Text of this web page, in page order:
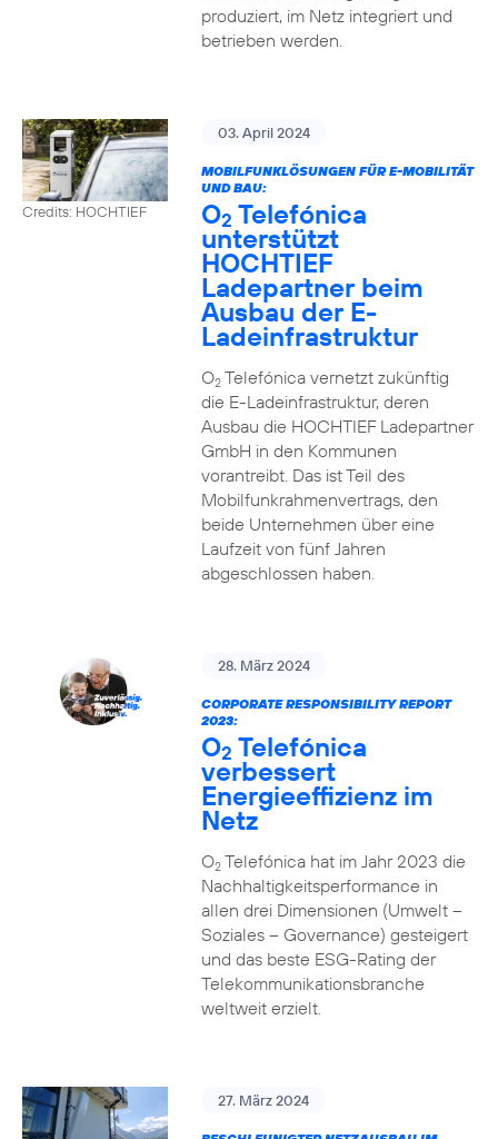
produziert, im Netz integriert und
betrieben werden.
Credits: HOCHTIEF
03. April 2024
MOBILFUNKLÖSUNGEN FÜR E-MOBILITÄT
UND BAU:
O2 Telefónica
unterstützt
HOCHTIEF
Ladepartner beim
Ausbau der E-
Ladeinfrastruktur
O2Telefónica vernetzt zukünftig
die E-Ladeinfrastruktur, deren
Ausbau die HOCHTIEF Ladepartner
GmbH in den Kommunen
vorantreibt. Das ist Teil des
Mobilfunkrahmenvertrags, den
beide Unternehmen über eine
Laufzeit von fünf Jahren
abgeschlossen haben.
28. März 2024
CORPORATE RESPONSIBILITY REPORT
2023:
O2 Telefónica
verbessert
Energieeffizienz im
Netz
O2Telefónica hat im Jahr 2023 die
Nachhaltigkeitsperformance in
allen drei Dimensionen (Umwelt –
Soziales – Governance) gesteigert
und das beste ESG-Rating der
Telekommunikationsbranche
weltweit erzielt.
27. März 2024